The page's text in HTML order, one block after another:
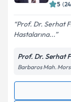
5 (24
Prof. Dr. Serhat
Hastalarına...
Prof. Dr. Serhat
Barbaros Mah.
Randevu